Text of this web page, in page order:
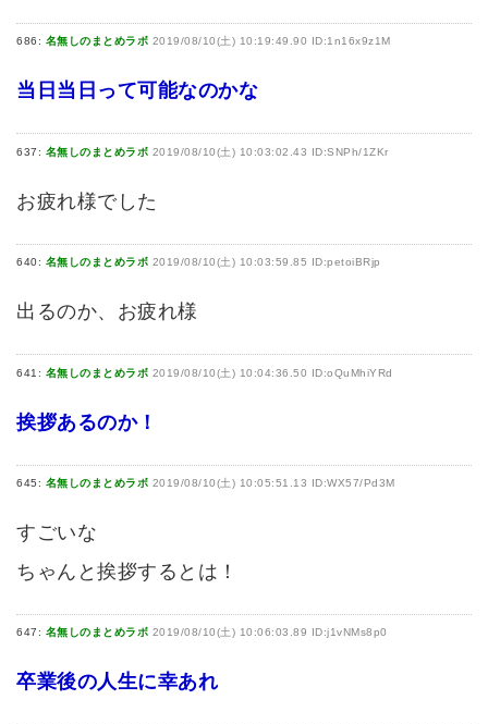
686: 名無しのまとめラボ 2019/08/10(土) 10:19:49.90 ID:1n16x9z1M
当日当日って可能なのかな
637: 名無しのまとめラボ 2019/08/10(土) 10:03:02.43 ID:SNPh/1ZKr
お疲れ様でした
640: 名無しのまとめラボ 2019/08/10(土) 10:03:59.85 ID:petoiBRjp
出るのか、お疲れ様
641: 名無しのまとめラボ 2019/08/10(土) 10:04:36.50 ID:oQuMhiYRd
挨拶あるのか！
645: 名無しのまとめラボ 2019/08/10(土) 10:05:51.13 ID:WX57/Pd3M
すごいな
ちゃんと挨拶するとは！
647: 名無しのまとめラボ 2019/08/10(土) 10:06:03.89 ID:j1vNMs8p0
卒業後の人生に幸あれ